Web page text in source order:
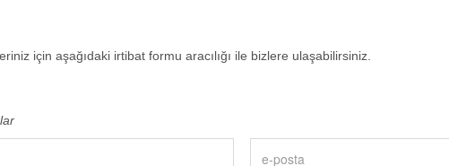
için aşağıdaki irtibat formu aracılığı ile bizlere ulaşabilirsiniz.